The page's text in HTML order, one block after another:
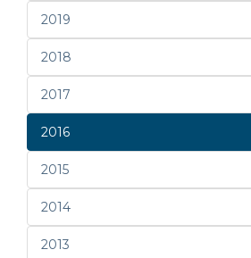
2019
2018
2017
2016
2015
2014
2013